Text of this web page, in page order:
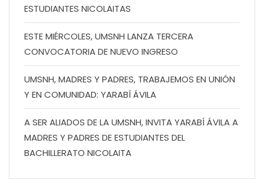
ESTUDIANTES NICOLAITAS
ESTE MIÉRCOLES, UMSNH LANZA TERCERA
CONVOCATORIA DE NUEVO INGRESO
UMSNH, MADRES Y PADRES, TRABAJEMOS EN UNIÓN
Y EN COMUNIDAD: YARABÍ ÁVILA
A SER ALIADOS DE LA UMSNH, INVITA YARABÍ ÁVILA A
MADRES Y PADRES DE ESTUDIANTES DEL
BACHILLERATO NICOLAITA